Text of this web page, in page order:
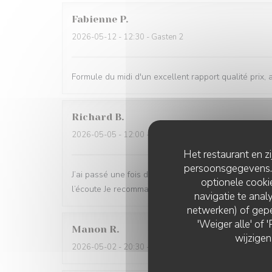
Het restaurant en
optionele
navigatie te
netwerken) of
'Weiger alle' of
Fabienne P
2026-05-12 - 12:30 - Gasten 2
Formule du midi d'un excellent rapport qualité
Richard B
2026-05-05 - 12:00 - Gasten 2
J’ai passé une fois de plus un voyage culinaire ,
l’écoute Je recommande vivement
Manon R
2026-05-02 - 20:30 - Gasten 2